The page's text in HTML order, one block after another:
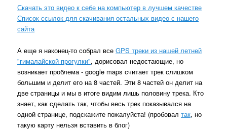
Скачать это видео к себе на компьютер в лучшем качестве
Список ссылок для скачивания остальных видео с нашего
сайта
А еще я наконец-то собрал всеGPS треки из нашей летней
"гималайской прогулки", дорисовал недостающие, но
возникает проблема - google maps считает трек слишком
большим и делит его на 8 частей. Эти 8 частей он делит на
две страницы и мы в итоге видим лишь половину трека. Кто
знает, как сделать так, чтобы весь трек показывался на
одной странице, подскажите пожалуйста! (пробовалтак, но
такую карту нельзя вставить в блог)